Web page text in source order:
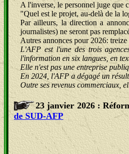
A l'inverse, le personnel juge que
"Quel est le projet, au-delà de la
Par ailleurs, la direction a
journalistes) ne seront pas
Autres annonces pour 2026:
L'AFP est l'une des trois
l'information en six langues, en
Elle n'est pas une entreprise
En 2024, l'AFP a dégagé un
Outre ses revenus commerciaux,
23 janvier 2026 :
de SUD-AFP